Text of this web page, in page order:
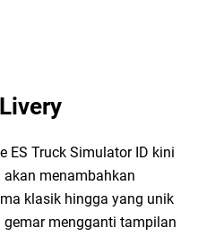
ES Truck Simulator ID kini
menambahkan
klasik hingga yang unik
mengganti tampilan